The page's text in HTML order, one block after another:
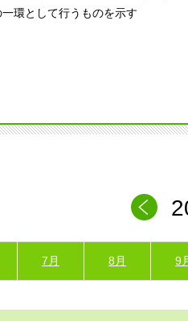
一環として行うものを示す
7月 8月 9